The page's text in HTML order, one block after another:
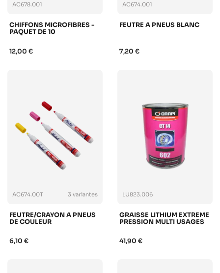
AC678.001
CHIFFONS MICROFIBRES -
PAQUET DE 10
12,00 €
AC674.001
FEUTRE A PNEUS BLANC
7,20 €
3 variantes
AC674.00T
FEUTRE/CRAYON A PNEUS
DE COULEUR
6,10 €
LU823.006
GRAISSE LITHIUM EXTREME
PRESSION MULTI USAGES
41,90 €